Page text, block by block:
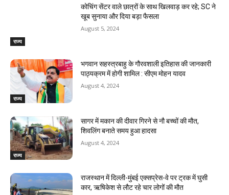
राज्य
कोचिंग सेंटर वाले छात्रों के साथ खिलवाड़ कर रहे; SC ने
खूब सुनाया और दिया बड़ा फैसला
August 5, 2024
राज्य
भगवान सहस्त्रबाहु के गौरवशाली इतिहास की जानकारी
पाठ्यक्रम में होगी शामिल : सीएम मोहन यादव
August 4, 2024
राज्य
सागर में मकान की दीवार गिरने से नौ बच्चों की मौत,
शिवलिंग बनाते समय हुआ हादसा
August 4, 2024
राजस्‍थान में दिल्ली-मुंबई एक्सप्रेस-वे पर ट्रक में घुसी
कार, ऋषिकेश से लौट रहे चार लोगों की मौत